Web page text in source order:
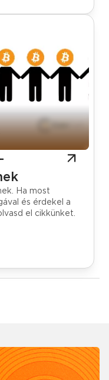
Ha most
és érdekel a
el cikkünket.